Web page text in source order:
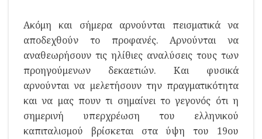
Ακόμη και σήμερα αρνούνται πεισματικά να
αποδεχθούν το προφανές. Αρνούνται να
αναθεωρήσουν τις ηλίθιες αναλύσεις τους των
προηγούμενων δεκαετιών. Και φυσικά
αρνούνται να μελετήσουν την πραγματικότητα
και να μας πουν τι σημαίνει το γεγονός ότι η
σημερινή υπερχρέωση του ελληνικού
καπιταλισμού βρίσκεται στα ύψη του 19ου